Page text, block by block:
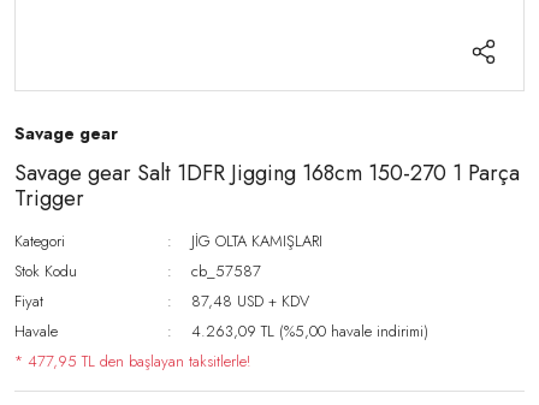
Savage gear
Savage gear Salt 1DFR Jigging 168cm 150-270 1 Parça
Trigger
Kategori
JİG OLTA KAMIŞLARI
Stok Kodu
cb_57587
Fiyat
87,48 USD + KDV
Havale
4.263,09 TL (%5,00 havale indirimi)
* 477,95 TL den başlayan taksitlerle!